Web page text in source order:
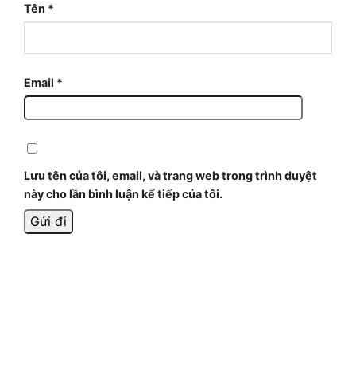
Tên *
Email *
Lưu tên của tôi, email, và trang web trong trình duyệt
này cho lần bình luận kế tiếp của tôi.